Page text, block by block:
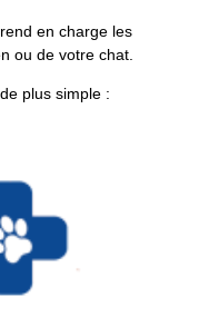
en charge les
ou de votre chat.
plus simple :